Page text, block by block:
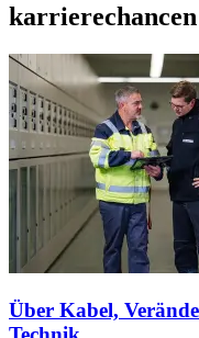
karrierechancen
Über Kabel,